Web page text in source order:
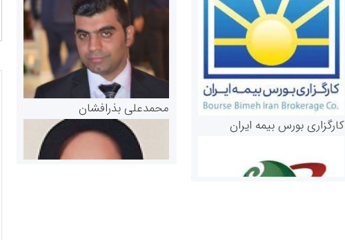
کارگزاری بورس بیمه ایران
محمدعلی بذرافشان